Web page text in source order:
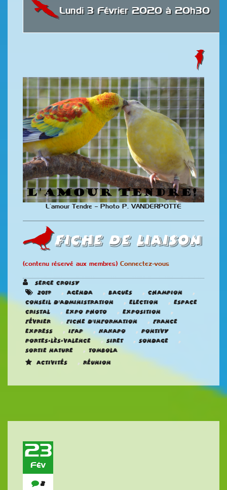
Lundi 3 Février 2020 à 20h30
L’amour Tendre – Photo P. VANDERPOTTE
Fiche de liaison
(contenu réservé aux membres) Connectez-vous
Serge CROISY
2019
, Agenda , Bagues , champion ,
Conseil d'administration , Election , Espace
Cristal
, Expo photo , Exposition ,
Février , Fiche d'information , France
Express
, IFAP , Kakapo , Pontivy ,
Portes-Lès-Valence , SIRET , Sondage ,
Sortie nature , Tombola
Activités
, Réunion
23
Fév
2